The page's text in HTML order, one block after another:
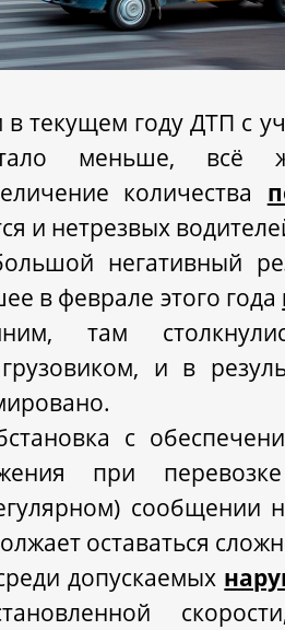
в текущем году ДТП с
меньше, всё
количества
и нетрезвых
негативный
в феврале этого года
там
и в
с
при
сообщении
оставаться
допускаемых